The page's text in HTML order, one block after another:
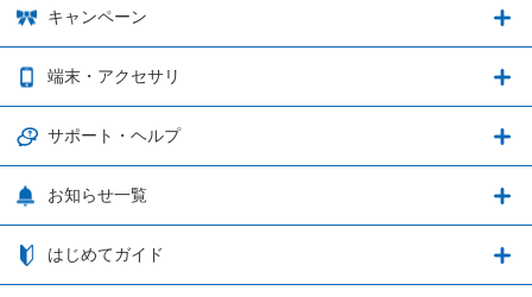
データ通信容量繰り越し
通信エリアと通信速度状況
つながる端末保証
ブレイブソード×ブレイズソウル
ウマ娘 プリティーダービー
プリンセスコネクト！Re:Dive
釣り★スタ
プラン・料金
3種類のSIMタイプ
日割り計算
キャンペーン
お得なキャンペーン実施中！
OPPO端末購入キャンペーン第5弾
端末・アクセサリ
端末・アクセサリ
iPhone利用について
サポート・ヘルプ
サポート・ヘルプ
nanoSIM･microSIM･通常SIMの初期設定方法
お知らせ一覧
お知らせ一覧
はじめてガイド